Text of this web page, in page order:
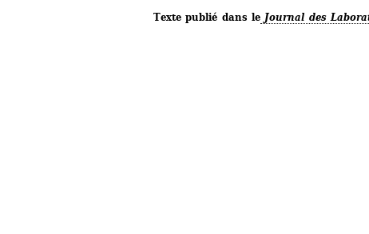
Texte publié dans leJournal des